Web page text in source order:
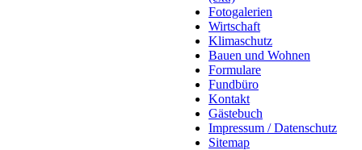
Fotogalerien
Wirtschaft
Klimaschutz
Bauen und Wohnen
Formulare
Fundbüro
Kontakt
Gästebuch
Impressum / Datenschutz
Sitemap